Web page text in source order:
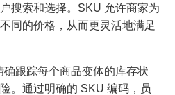
搜索和选择。SKU 允许商家为
同的价格，从而更灵活地满足
确跟踪每个商品变体的库存状
。通过明确的 SKU 编码，员